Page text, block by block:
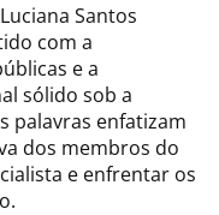
Santos
com a
e a
sólido sob a
palavras enfatizam
dos membros do
e enfrentar os